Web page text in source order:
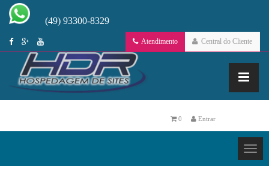
(49) 93300-8329
Central do Cliente
Atendimento
Entrar
0